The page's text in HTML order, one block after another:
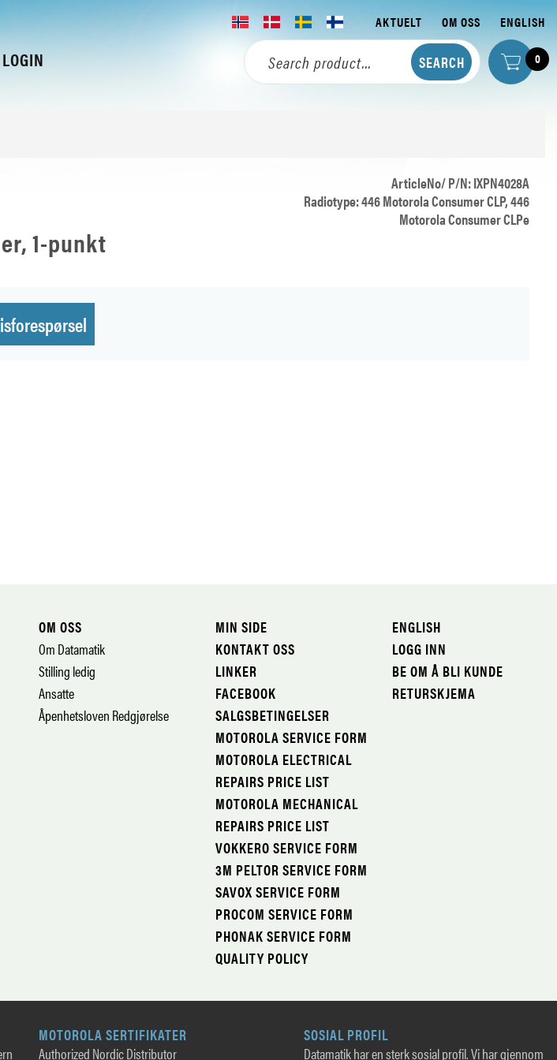
LOGIN
AKTUELT OM OSS ENGLISH
0
ArticleNo/ P/N: IXPN4028A
Radiotype: 446 Motorola Consumer CLP, 446
Motorola Consumer CLPe
1-punkt
OM OSS
Om Datamatik
Stilling ledig
Ansatte
Åpenhetsloven Redgjørelse
MIN SIDE
KONTAKT OSS
LINKER
FACEBOOK
SALGSBETINGELSER
MOTOROLA SERVICE FORM
MOTOROLA ELECTRICAL
REPAIRS PRICE LIST
MOTOROLA MECHANICAL
REPAIRS PRICE LIST
VOKKERO SERVICE FORM
3M PELTOR SERVICE FORM
SAVOX SERVICE FORM
PROCOM SERVICE FORM
PHONAK SERVICE FORM
QUALITY POLICY
ENGLISH
LOGG INN
BE OM Å BLI KUNDE
RETURSKJEMA
MOTOROLA SERTIFIKATER
Authorized Nordic Distributor
SOSIAL PROFIL
Datamatik har en sterk sosial profil. Vi har gjennom